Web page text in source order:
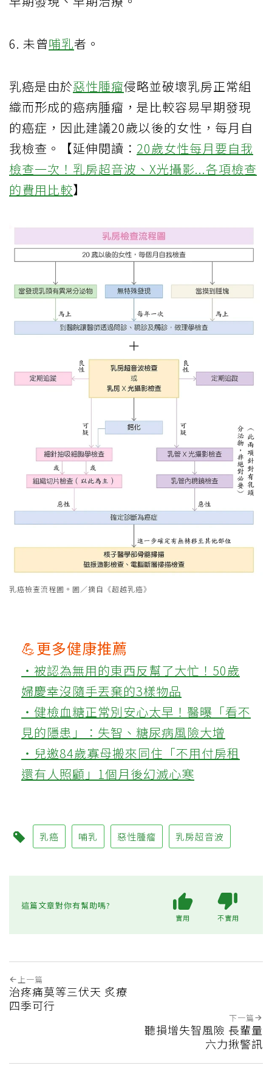
6. 未曾哺乳者。
乳癌是由於惡性腫瘤侵略並破壞乳房正常組
織而形成的癌病腫瘤，是比較容易早期發現
的癌症，因此建議20歲以後的女性，每月自
我檢查。【延伸閱讀： 20歲女性每月要自我
檢查一次！乳房超音波、X光攝影...各項檢查
的費用比較】
乳癌檢查流程圖。圖／摘自《超越乳癌》
💪更多健康推薦
‧被認為無用的東西反幫了大忙！50歲
婦慶幸沒隨手丟棄的3樣物品
‧健檢血糖正常別安心太早！醫曝「看不
見的隱患」：失智、糖尿病風險大增
‧兒邀84歲寡母搬來同住「不用付房租
還有人照顧」1個月後幻滅心寒
乳癌 哺乳 惡性腫瘤 乳房超音波
這篇文章對你有幫助嗎?
實用 不實用
上一篇
治疼痛莫等三伏天 炙療
四季可行
下一篇
聽損增失智風險 長輩量
六力揪警訊